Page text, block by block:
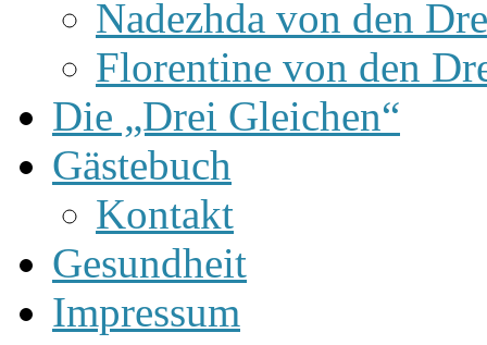
Nadezhda von den
Florentine von den
Die „Drei Gleichen“
Gästebuch
Kontakt
Gesundheit
Impressum